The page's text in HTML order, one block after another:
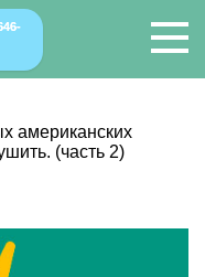
американских
(часть 2)